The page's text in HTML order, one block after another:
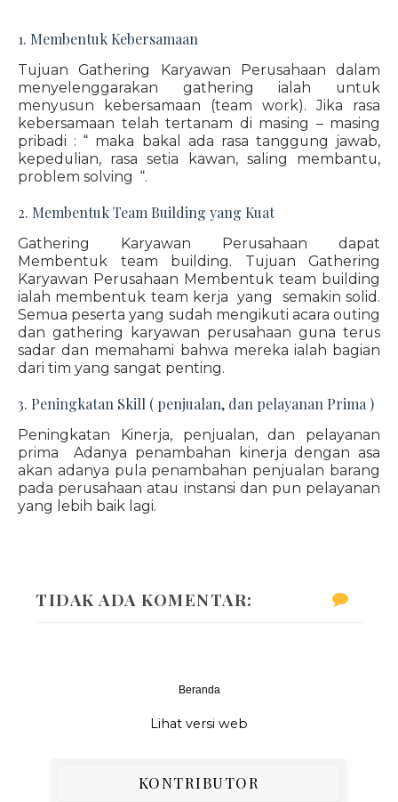
1. Membentuk Kebersamaan
Tujuan Gathering Karyawan Perusahaan dalam
menyelenggarakan gathering ialah untuk
menyusun kebersamaan (team work). Jika rasa
kebersamaan telah tertanam di masing – masing
pribadi : “ maka bakal ada rasa tanggung jawab,
kepedulian, rasa setia kawan, saling membantu,
problem solving “.
2. Membentuk Team Building yang Kuat
Gathering Karyawan Perusahaan dapat
Membentuk team building. Tujuan Gathering
Karyawan Perusahaan Membentuk team building
ialah membentuk team kerja yang semakin solid.
Semua peserta yang sudah mengikuti acara outing
dan gathering karyawan perusahaan guna terus
sadar dan memahami bahwa mereka ialah bagian
dari tim yang sangat penting.
3. Peningkatan Skill ( penjualan, dan pelayanan Prima )
Peningkatan Kinerja, penjualan, dan pelayanan
prima Adanya penambahan kinerja dengan asa
akan adanya pula penambahan penjualan barang
pada perusahaan atau instansi dan pun pelayanan
yang lebih baik lagi.
TIDAK ADA KOMENTAR:
Beranda
Lihat versi web
KONTRIBUTOR